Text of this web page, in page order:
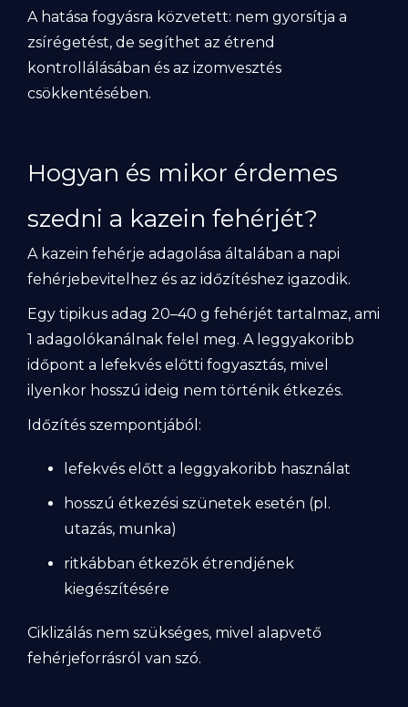
A hatása fogyásra közvetett: nem gyorsítja a
zsírégetést, de segíthet az étrend
kontrollálásában és az izomvesztés
csökkentésében.
Hogyan és mikor érdemes
szedni a kazein fehérjét?
A kazein fehérje adagolása általában a napi
fehérjebevitelhez és az időzítéshez igazodik.
Egy tipikus adag 20–40 g fehérjét tartalmaz, ami
1 adagolókanálnak felel meg. A leggyakoribb
időpont a lefekvés előtti fogyasztás, mivel
ilyenkor hosszú ideig nem történik étkezés.
Időzítés szempontjából:
lefekvés előtt a leggyakoribb használat
hosszú étkezési szünetek esetén (pl.
utazás, munka)
ritkábban étkezők étrendjének
kiegészítésére
Ciklizálás nem szükséges, mivel alapvető
fehérjeforrásról van szó.